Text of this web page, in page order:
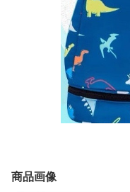
商品画像